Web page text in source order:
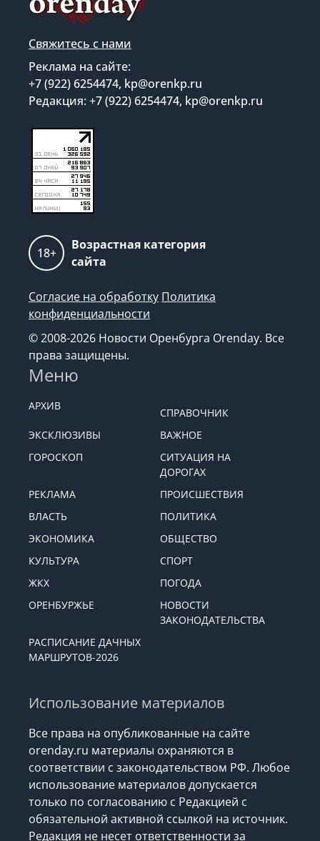
Свяжитесь с нами
Реклама на сайте:
+7 (922) 6254474, kp@orenkp.ru
Редакция: +7 (922) 6254474, kp@orenkp.ru
18+
Возрастная категория
сайта
Согласие на обработку Политика
конфиденциальности
© 2008-2026 Новости Оренбурга Orenday. Все
права защищены.
Меню
АРХИВ
СПРАВОЧНИК
ЭКСКЛЮЗИВЫ
ВАЖНОЕ
ГОРОСКОП
СИТУАЦИЯ НА
ДОРОГАХ
РЕКЛАМА
ПРОИСШЕСТВИЯ
ВЛАСТЬ
ПОЛИТИКА
ЭКОНОМИКА
ОБЩЕСТВО
КУЛЬТУРА
СПОРТ
ЖКХ
ПОГОДА
ОРЕНБУРЖЬЕ
НОВОСТИ
ЗАКОНОДАТЕЛЬСТВА
РАСПИСАНИЕ ДАЧНЫХ
МАРШРУТОВ-2026
Использование материалов
Все права на опубликованные на сайте
orenday.ru материалы охраняются в
соответствии с законодательством РФ. Любое
использование материалов допускается
только по согласованию с Редакцией с
обязательной активной ссылкой на источник.
Редакция не несет ответственности за